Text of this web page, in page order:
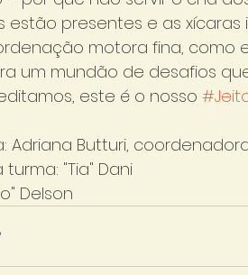
estão presentes e as
motora fina,
um mundão de desafios
este é o nosso
Adriana Butturi,
"Tia" Dani
Delson